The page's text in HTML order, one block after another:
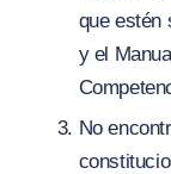
que estén
y el
No